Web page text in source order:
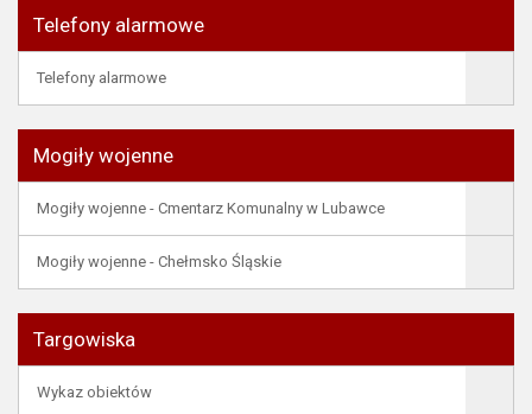
Telefony alarmowe
Telefony alarmowe
Mogiły wojenne
Mogiły wojenne - Cmentarz Komunalny w Lubawce
Mogiły wojenne - Chełmsko Śląskie
Targowiska
Wykaz obiektów